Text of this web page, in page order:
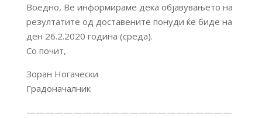
Воедно, Ве информираме дека објавувањето на
резултатите од доставените понуди ќе биде на
ден 26.2.2020 година (среда).
Со почит,
Зоран Ногачески
Градоначалник
——————————————————————